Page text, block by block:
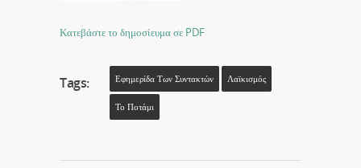
Κατεβάστε το δημοσίευμα σε PDF
Tags: Εφημερίδα Των Συντακτών Λαϊκισμός
Το Ποτάμι